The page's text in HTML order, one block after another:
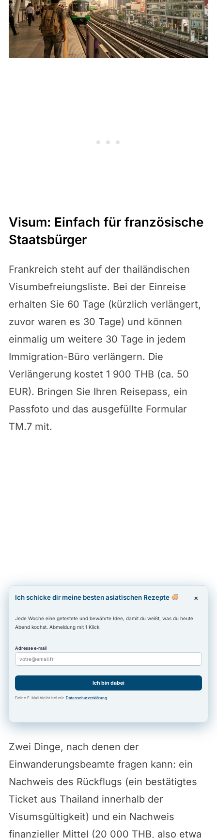
Visum: Einfach für französische
Staatsbürger
Frankreich steht auf der thailändischen
Visumbefreiungsliste. Bei der Einreise
erhalten Sie 60 Tage (kürzlich verlängert,
zuvor waren es 30 Tage) und können
einmalig um weitere 30 Tage in jedem
Immigration-Büro verlängern. Die
Verlängerung kostet 1 900 THB (ca. 50
EUR). Bringen Sie Ihren Reisepass, ein
Passfoto und das ausgefüllte Formular
TM.7 mit.
Ich schicke dir meine besten asiatischen Rezepte
Jede Woche eine getestete und bewährte Idee, damit du weißt, was du heute
Abend kochst. Abmeldung mit 1 Klick.
Adresse e-mail
Ich bin dabei
Deine E-Mail bleibt bei mir.Datenschutzerklärung
×
Zwei Dinge, nach denen der
Einwanderungsbeamte fragen kann: ein
Nachweis des Rückflugs (ein bestätigtes
Ticket aus Thailand innerhalb der
Visumsgültigkeit) und ein Nachweis
finanzieller Mittel (20 000 THB, also etwa